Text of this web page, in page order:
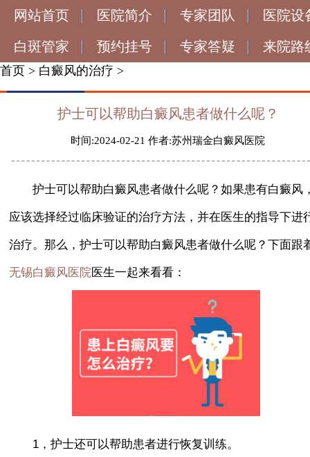
网站首页 医院简介 专家团队 医院设
白斑管家 预约挂号 专家答疑 来院路
首页 > 白癜风的治疗 >
护士可以帮助白癜风患者做什么呢？
时间:2024-02-21 作者:苏州瑞金白癜风医院
护士可以帮助白癜风患者做什么呢？如果患有白癜风
应该选择经过临床验证的治疗方法，并在医生的指导下进
治疗。那么，护士可以帮助白癜风患者做什么呢？下面跟
无锡白癜风医院医生一起来看看：
1，护士还可以帮助患者进行恢复训练。